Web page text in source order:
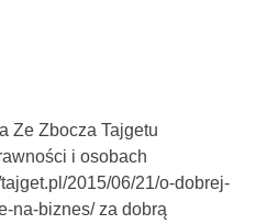
Ze Zbocza Tajgetu
i osobach
2015/06/21/o-dobrej-
na-biznes/ za dobrą